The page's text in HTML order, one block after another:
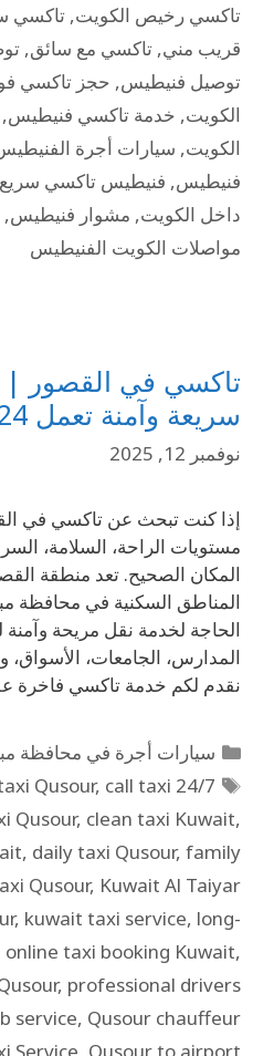
تاكسي رخيص الكويت, تاكسي
قريب مني, تاكسي مع سائق,
توصيل فنيطيس, حجز تاكسي
الكويت, خدمة تاكسي فنيطيس,
الكويت, سيارات أجرة
فنيطيس, فنيطيس تاكسي سريع
داخل الكويت, مشوار فنيطيس,
مواصلات الكويت الفنيطيس
تاكسي في القصور
سريعة وآمنة تعمل 24 ساعة
نوفمبر 12, 2025
إذا كنت تبحث عن تاكسي في
مستويات الراحة، السلامة،
المكان الصحيح. تعد منطقة
المناطق السكنية في محافظة
الحاجة لخدمة نقل مريحة وآمنة
المدارس، الجامعات، الأسواق،
نقدم لكم خدمة تاكسي فاخرة
سيارات أجرة في محافظة
24/7 taxi Qusour
Qusour, call taxi
Qusour, clean taxi Kuwait,
, daily taxi Qusour, family
Qusour, Kuwait Al Taiyar
, kuwait taxi service, long-
online taxi booking Kuwait,
, professional drivers
service, Qusour chauffeur